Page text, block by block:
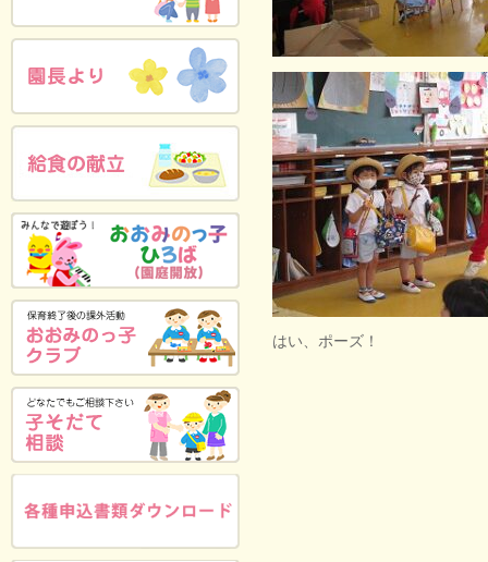
はい、ポーズ！